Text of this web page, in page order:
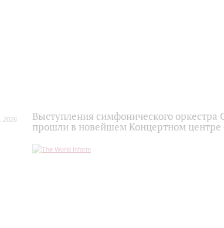
2026
Выступления симфонического
прошли в новейшем Концертном центре